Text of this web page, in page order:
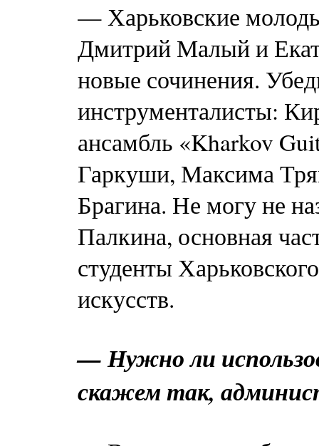
— Харьковские
Дмитрий Малый и
новые сочинения.
инструменталисты:
ансамбль «Kharkov
Гаркуши, Максима
Брагина. Не могу не
Палкина, основная
студенты
искусств.
— Нужно ли
скажем так,